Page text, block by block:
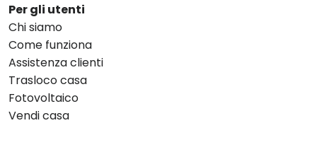
Per gli utenti
Chi siamo
Come funziona
Assistenza clienti
Trasloco casa
Fotovoltaico
Vendi casa